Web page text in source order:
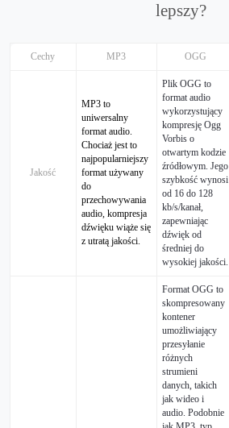
lepszy?
Cechy MP3 OGG
Jakość
MP3 to
uniwersalny
format audio.
Chociaż jest to
najpopularniejszy
format używany
do
przechowywania
audio, kompresja
dźwięku wiąże się
z utratą jakości.
Plik OGG to
format audio
wykorzystujący
kompresję Ogg
Vorbis o
otwartym kodzie
źródłowym. Jego
szybkość wynosi
od 16 do 128
kb/s/kanał,
zapewniając
dźwięk od
średniej do
wysokiej jakości.
Format OGG to
skompresowany
kontener
umożliwiający
przesyłanie
różnych
strumieni
danych, takich
jak wideo i
audio. Podobnie